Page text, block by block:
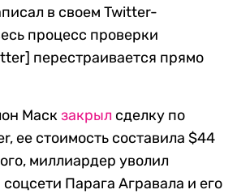
в своем Twitter-
процесс проверки
перестраивается прямо
Маскзакрыл сделку по
ее стоимость составила $44
миллиардер уволил
Парага Агравала и его